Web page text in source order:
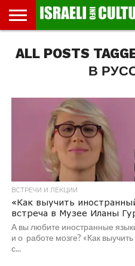
МУЗЕИ
СТРАНА
ФЕСТИВАЛЕЙ
ТЕАТР
КНИГИ.
ТЕКСТЫ
МУЗЫКА
РЕЛИГИЯ/
ИСТОРИЯ
ДВИЖЕНИЕ
ДЕТИ
ВЫХОДНОГО
МАРШРУТЫ
ПРОГУЛЬЩИКА
ВИДЕО-
РЕЧИ
ВПЕЧАТЛЕНИЯ
ВСТРЕЧИ
И
ИНТЕРВЬЮ
КИНО
TEL
AVIV
ALL POSTS
В
ВСТРЕЧИ И ЛЕКЦИИ
«Как выучить
встреча в Музее Иланы
А вы любите иностранные
и о работе мозге? «Как
с...